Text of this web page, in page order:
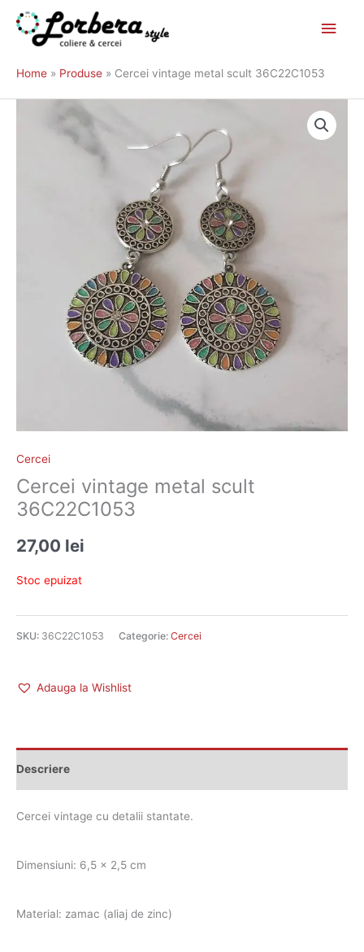
Skip
content
Home Produse Cercei vintage metal scult 36C22C1053
Cercei
Cercei vintage metal scult
36C22C1053
27,00 lei
Stoc epuizat
SKU: 36C22C1053 Categorie: Cercei
Adauga la Wishlist
Descriere
Cercei vintage cu detalii stantate.
Dimensiuni: 6,5 x 2,5 cm
Material: zamac (aliaj de zinc)